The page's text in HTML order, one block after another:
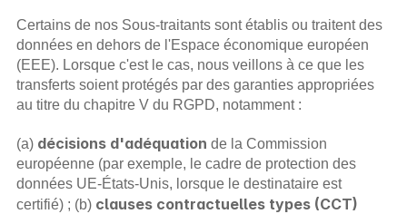
Certains de nos Sous-traitants sont établis ou traitent des
données en dehors de l'Espace économique européen
(EEE). Lorsque c'est le cas, nous veillons à ce que les
transferts soient protégés par des garanties appropriées
au titre du chapitre V du RGPD, notamment :
(a) décisions d'adéquation de la Commission
européenne (par exemple, le cadre de protection des
données UE-États-Unis, lorsque le destinataire est
certifié) ; (b) clauses contractuelles types (CCT)